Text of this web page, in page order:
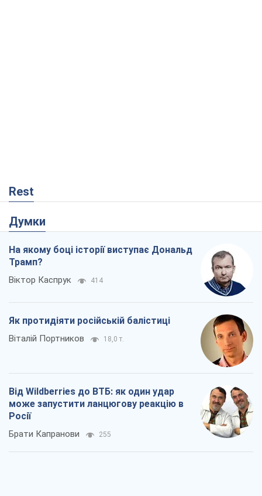
Rest
Думки
На якому боці історії виступає Дональд
Трамп?
Віктор Каспрук 414
Як протидіяти російській балістиці
Віталій Портников 18,0 т.
Від Wildberries до ВТБ: як один удар
може запустити ланцюгову реакцію в
Росії
Брати Капранови 255